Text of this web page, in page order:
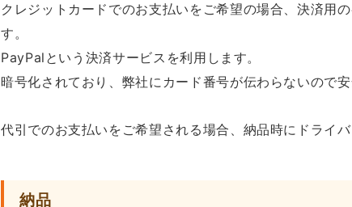
クレジットカードでのお支払いをご希望の場合、決済用
す。
PayPalという決済サービスを利用します。
暗号化されており、弊社にカード番号が伝わらないので安
代引でのお支払いをご希望される場合、納品時にドライバ
納品